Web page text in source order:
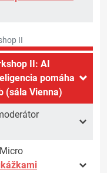
II
II: AI
pomáha
(sála Vienna)